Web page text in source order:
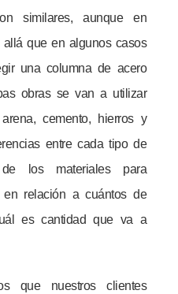
similares, aunque en
allá que en algunos casos
una columna de acero
obras se van a utilizar
cemento, hierros y
entre cada tipo de
los materiales para
relación a cuántos de
es cantidad que va a
que nuestros clientes